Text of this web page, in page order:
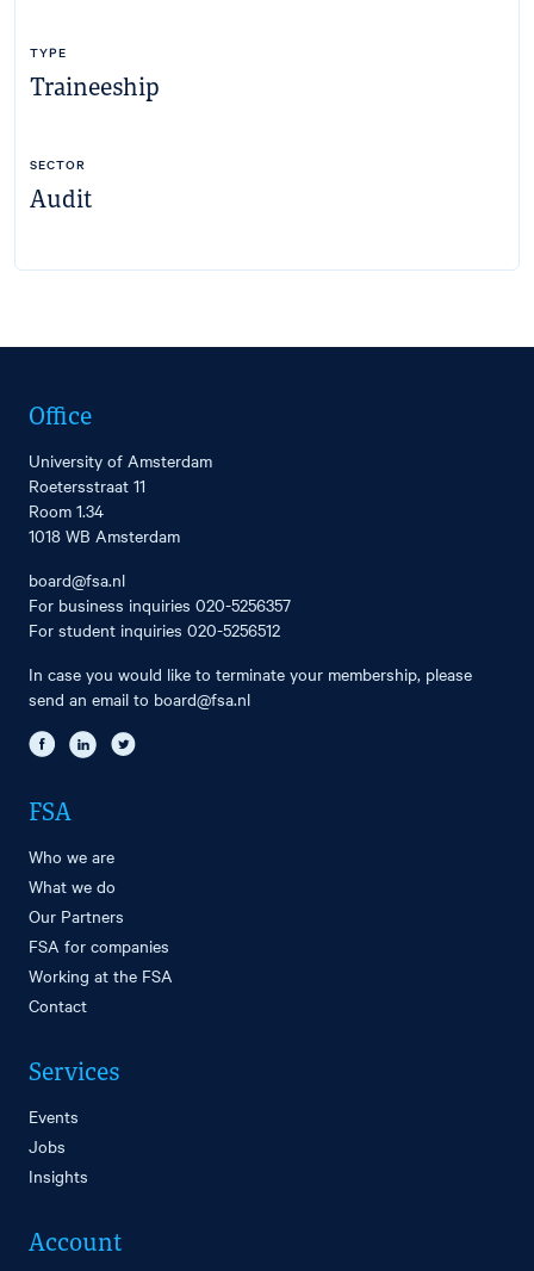
TYPE
Traineeship
SECTOR
Audit
Office
University of Amsterdam
Roetersstraat 11
Room 1.34
1018 WB Amsterdam
board@fsa.nl
For business inquiries 020-5256357
For student inquiries 020-5256512
In case you would like to terminate your membership, please
send an email to board@fsa.nl
FSA
Who we are
What we do
Our Partners
FSA for companies
Working at the FSA
Contact
Services
Events
Jobs
Insights
Account